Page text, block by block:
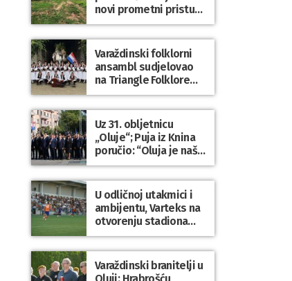
novi prometni pristup
groblju
Varaždinski folklorni
ansambl sudjelovao
na Triangle Folklore
Festivalu u Danskoj
Uz 31. obljetnicu
„Oluje“; Puja iz Knina
poručio: “Oluja je naša
najveća pobjeda,
simbol slobode i
zajedništva!”
U odličnoj utakmici i
ambijentu, Varteks na
otvorenju stadiona
odigrao 1:1 s
Mariborom
Varaždinski branitelji u